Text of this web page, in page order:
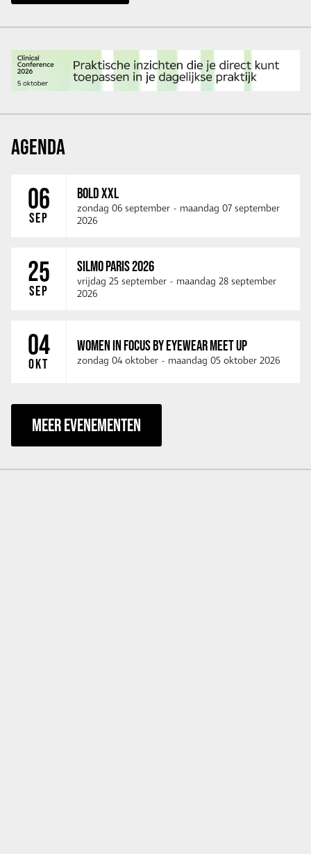
AGENDA
06
SEP
BOLD XXL
zondag 06 september - maandag 07 september
2026
25
SEP
SILMO PARIS 2026
vrijdag 25 september - maandag 28 september
2026
04
OKT
WOMEN IN FOCUS BY EYEWEAR MEET UP
zondag 04 oktober - maandag 05 oktober 2026
MEER EVENEMENTEN